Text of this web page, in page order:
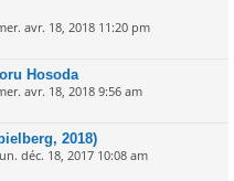
avr. 18, 2018 11:20 pm
Hosoda
avr. 18, 2018 9:56 am
2018)
déc. 18, 2017 10:08 am